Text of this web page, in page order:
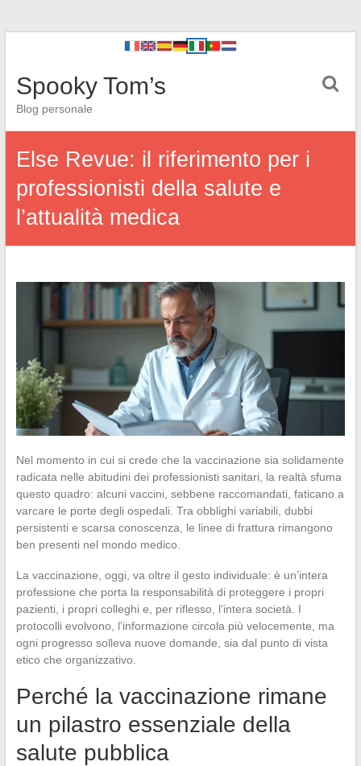
Spooky Tom’s
Blog personale
Else Revue: il riferimento per i
professionisti della salute e
l’attualità medica
Nel momento in cui si crede che la vaccinazione sia solidamente
radicata nelle abitudini dei professionisti sanitari, la realtà sfuma
questo quadro: alcuni vaccini, sebbene raccomandati, faticano a
varcare le porte degli ospedali. Tra obblighi variabili, dubbi
persistenti e scarsa conoscenza, le linee di frattura rimangono
ben presenti nel mondo medico.
La vaccinazione, oggi, va oltre il gesto individuale: è un’intera
professione che porta la responsabilità di proteggere i propri
pazienti, i propri colleghi e, per riflesso, l’intera società. I
protocolli evolvono, l’informazione circola più velocemente, ma
ogni progresso solleva nuove domande, sia dal punto di vista
etico che organizzativo.
Perché la vaccinazione rimane
un pilastro essenziale della
salute pubblica